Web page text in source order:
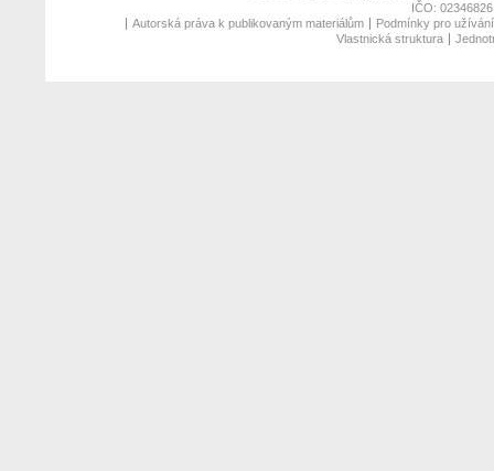
IČO:
Autorská práva k publikovaným materiálům
Podmínky pro
Vlastnická struktura